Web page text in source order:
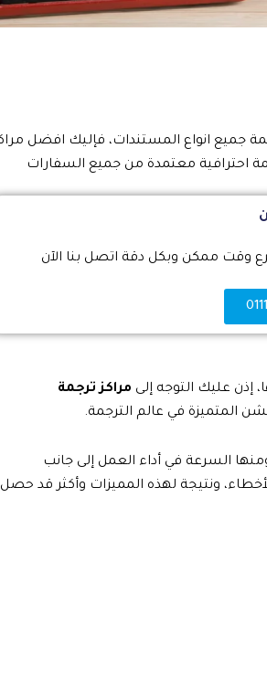
جميع انواع المستندات، فإليك افضل
احترافية معتمدة من جميع السفارات
وقت ممكن وبكل دقة اتصل بنا الآن
إذن عليك التوجه إلى مراكز ترجمة
المتميزة في عالم الترجمة.
السرعة في أداء العمل إلى جانب
ونتيجة لهذه المميزات وأكثر قد حصل